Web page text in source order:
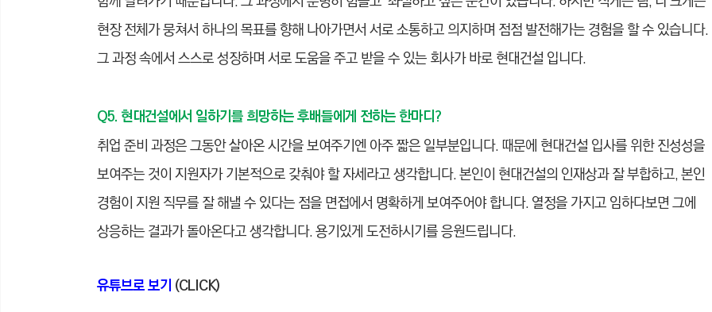
현장 전체가 뭉쳐서 하나의 목표를 향해 나아가면서 서로 소통하고 의지하며 점점 발전해가는 경험을 할 수 있습니다.
그 과정 속에서 스스로 성장하며 서로 도움을 주고 받을 수 있는 회사가 바로 현대건설 입니다.
Q5. 현대건설에서 일하기를 희망하는 후배들에게 전하는 한마디?
취업 준비 과정은 그동안 살아온 시간을 보여주기엔 아주 짧은 일부분입니다. 때문에 현대건설 입사를 위한 진성성을
보여주는 것이 지원자가 기본적으로 갖춰야 할 자세라고 생각합니다. 본인이 현대건설의 인재상과 잘 부합하고, 본인
경험이 지원 직무를 잘 해낼 수 있다는 점을 면접에서 명확하게 보여주어야 합니다. 열정을 가지고 임하다보면 그에
상응하는 결과가 돌아온다고 생각합니다. 용기있게 도전하시기를 응원드립니다.
유튜브로 보기 (CLICK)